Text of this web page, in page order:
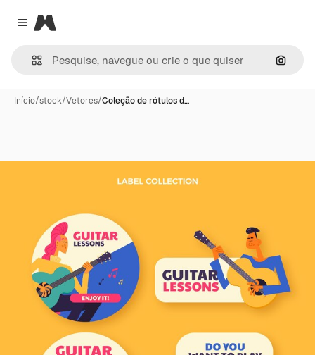
Close menu
Magnific
Início/stock/Vetores/Coleção de rótulos d…